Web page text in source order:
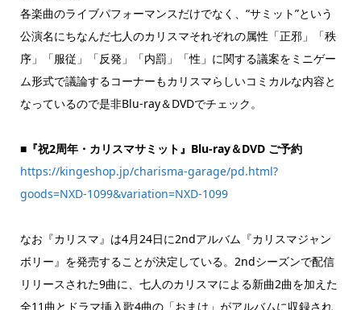
各楽曲のライブパフォーマンスだけでなく、“サミット”という
公演名にちなんだ七人のカリスマそれぞれの属性「正邪」「秩
序」「服従」「反発」「内罰」「性」に関する議案をミニゲー
ム形式で議論するコーナーもカリスマらしいコミカルな内容と
なっているので是非Blu-ray＆DVDでチェック。
■『祝2周年・カリスマサミット』Blu-ray＆DVD ご予約
https://kingeshop.jp/charisma-garage/pd.html?
goods=NXD-1099&variation=NXD-1099
なお『カリスマ』は4月24日に2ndアルバム『カリスマジャン
ボリー』を発売することが決定している。2ndシーズンで配信
リリースされた9曲に、七人のカリスマによる新曲2曲を加えた
全11曲とドラマ挿入歌4曲の「おまけ」がアルバムに収録され